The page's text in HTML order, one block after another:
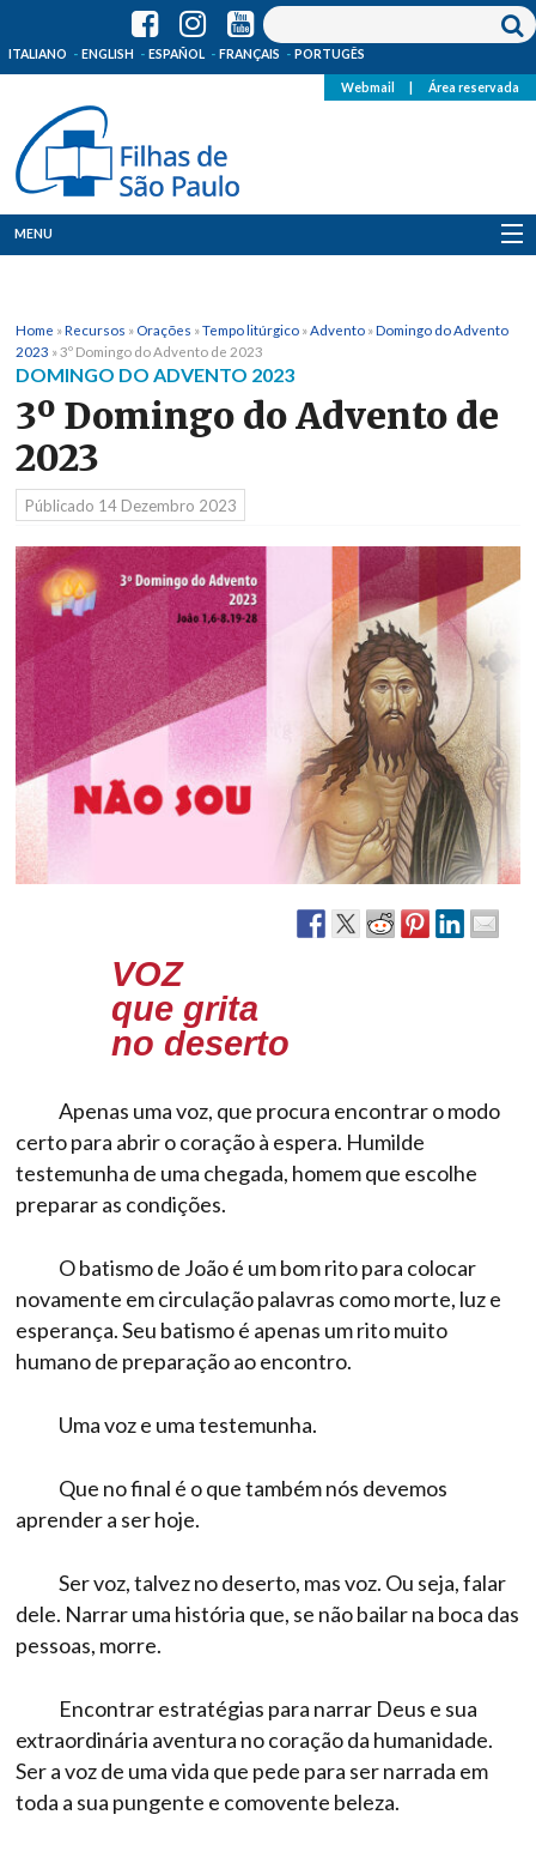
ITALIANO ENGLISH ESPAÑOL FRANÇAIS PORTUGÊS
Webmail Área reservada
MENU
Onde Estamos
Notícias
Recursos
Media
Home »Recursos » Orações »Tempo litúrgico » Advento »Domingo do Advento
2023 »3º Domingo do Advento de 2023
DOMINGO DO ADVENTO 2023
3º Domingo do Advento de
2023
Públicado 14 Dezembro 2023
VOZ
que grita
no deserto
Apenas uma voz, que procura encontrar o modo
certo para abrir o coração à espera. Humilde
testemunha de uma chegada, homem que escolhe
preparar as condições.
O batismo de João é um bom rito para colocar
novamente em circulação palavras como morte, luz e
esperança. Seu batismo é apenas um rito muito
humano de preparação ao encontro.
Uma voz e uma testemunha.
Que no final é o que também nós devemos
aprender a ser hoje.
Ser voz, talvez no deserto, mas voz. Ou seja, falar
dele. Narrar uma história que, se não bailar na boca das
pessoas, morre.
Encontrar estratégias para narrar Deus e sua
extraordinária aventura no coração da humanidade.
Ser a voz de uma vida que pede para ser narrada em
toda a sua pungente e comovente beleza.